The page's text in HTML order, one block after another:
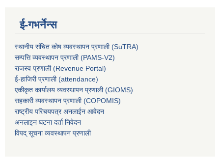
ई-गभर्नेन्स
स्थानीय संचित कोष व्यवस्थापन प्रणाली (SuTRA)
सम्पत्ति व्यवस्थापन प्रणाली (PAMS-V2)
राजस्व प्रणाली (Revenue Portal)
ई-हाजिरी प्रणाली (attendance)
एकीकृत कार्यालय व्यवस्थापन प्रणाली (GIOMS)
सहकारी व्यवस्थापन प्रणाली (COPOMIS)
राष्ट्रीय परिचयपत्र अनलाईन आवेदन
अनलाइन घटना दर्ता निवेदन
विपद् सूचना व्यवस्थापन प्रणाली